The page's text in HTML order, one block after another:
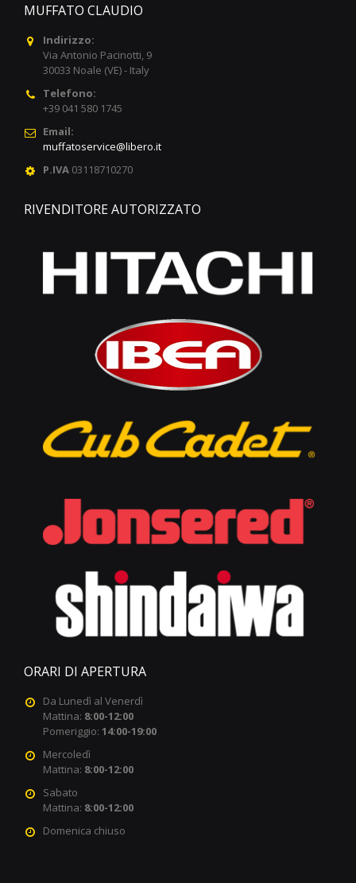
MUFFATO CLAUDIO
Indirizzo:
Via Antonio Pacinotti, 9
30033 Noale (VE) - Italy
Telefono:
+39 041 580 1745
Email:
muffatoservice@libero.it
P.IVA 03118710270
RIVENDITORE AUTORIZZATO
ORARI DI APERTURA
Da Lunedì al Venerdì
Mattina: 8:00-12:00
Pomeriggio: 14:00-19:00
Mercoledì
Mattina: 8:00-12:00
Sabato
Mattina: 8:00-12:00
Domenica chiuso